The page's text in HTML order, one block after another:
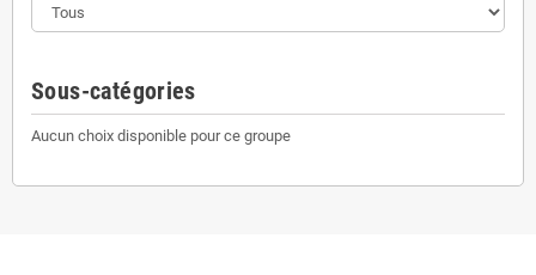
Sous-catégories
Aucun choix disponible pour ce groupe